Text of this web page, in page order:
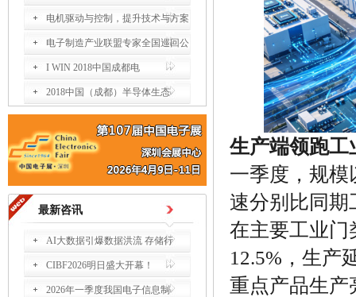
电机驱动与控制，提升技术与方案
电子制造产业联盟专家全国巡回公
I WIN 2018中国成都电
2018中国（成都）半导体生态
最新咨讯
AI大数据引爆数据洪流 存储行
CIBF2026明日盛大开幕！
2026年一季度我国电子信息制
生产端领跑工
一季度，规模
速分别比同期
在主要工业门
12.5%，生产
重点产品生产